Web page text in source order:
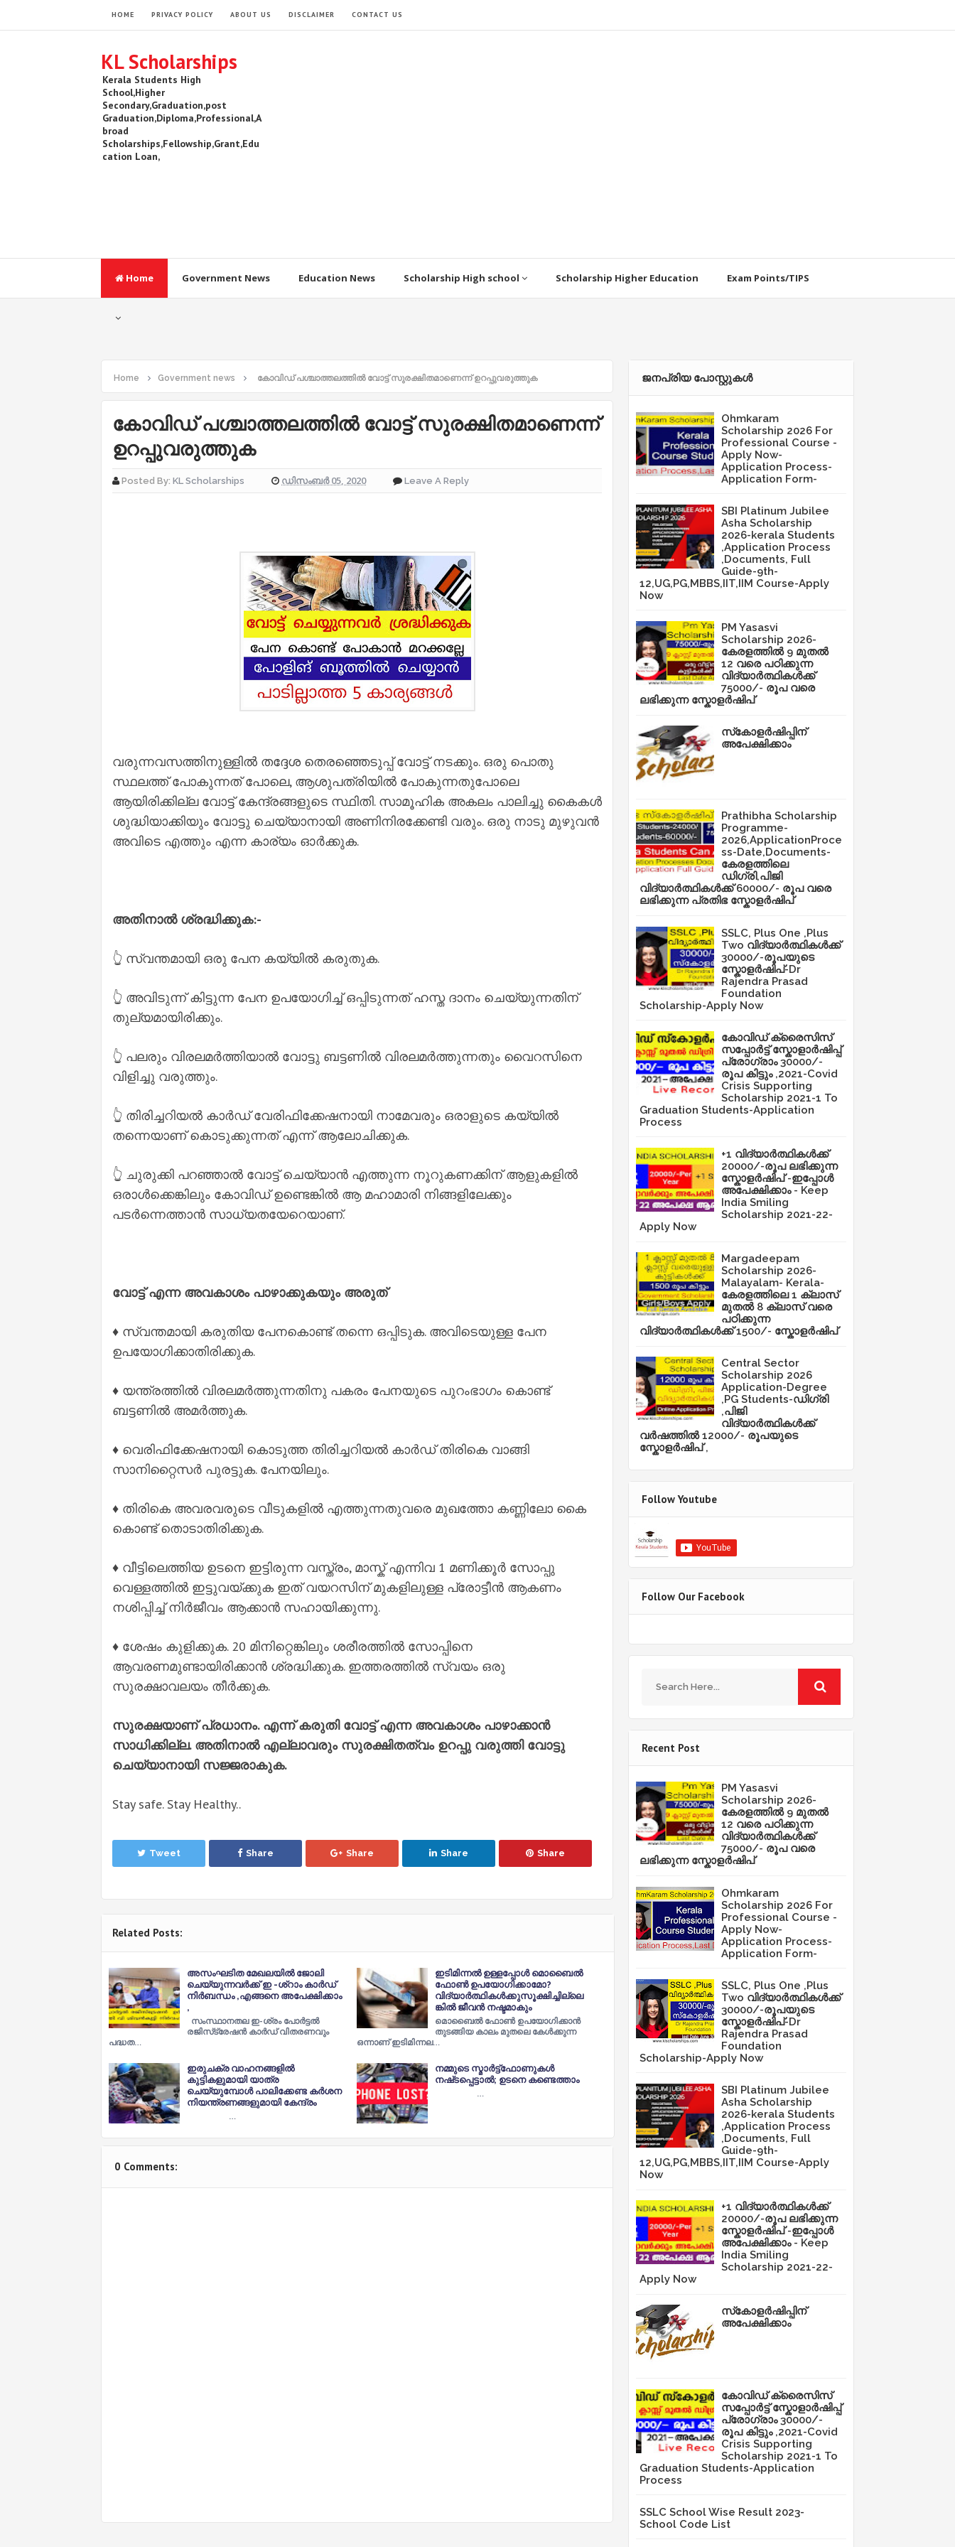
HOME PRIVACY POLICY ABOUT US DISCLAIMER CONTACT US
KL Scholarships
Kerala Students High
School,Higher
Secondary,Graduation,post
Graduation,Diploma,Professional,A
broad
Scholarships,Fellowship,Grant,Edu
cation Loan,
Home Government News Education News Scholarship High school Scholarship Higher Education Exam Points/TIPS
Home Government news കോവിഡ് പശ്ചാത്തലത്തിൽ വോട്ട് സുരക്ഷിതമാണെന്ന് ഉറപ്പുവരുത്തുക
കോവിഡ് പശ്ചാത്തലത്തിൽ വോട്ട് സുരക്ഷിതമാണെന്ന്
ഉറപ്പുവരുത്തുക
Posted By: KL Scholarships ഡിസംബർ 05, 2020 Leave A Reply
വരുന്നവസത്തിനുള്ളിൽ തദ്ദേശ തെരഞ്ഞെടുപ്പ് വോട്ട് നടക്കും. ഒരു പൊതു
സ്ഥലത്ത് പോകുന്നത് പോലെ, ആശുപത്രിയിൽ പോകുന്നതുപോലെ
ആയിരിക്കില്ല വോട്ട് കേന്ദ്രങ്ങളുടെ സ്ഥിതി. സാമൂഹിക അകലം പാലിച്ചു കൈകൾ
ശുദ്ധിയാക്കിയും വോട്ടു ചെയ്യാനായി അണിനിരക്കേണ്ടി വരും. ഒരു നാടു മുഴുവൻ
അവിടെ എത്തും എന്ന കാര്യം ഓർക്കുക.
അതിനാൽ ശ്രദ്ധിക്കുക:-
👆 സ്വന്തമായി ഒരു പേന കയ്യിൽ കരുതുക.
👆 അവിടുന്ന് കിട്ടുന്ന പേന ഉപയോഗിച്ച് ഒപ്പിടുന്നത് ഹസ്ത ദാനം ചെയ്യുന്നതിന്
തുല്യമായിരിക്കും.
👆 പലരും വിരലമർത്തിയാൽ വോട്ടു ബട്ടണിൽ വിരലമർത്തുന്നതും വൈറസിനെ
വിളിച്ചു വരുത്തും.
👆 തിരിച്ചറിയൽ കാർഡ് വേരിഫിക്കേഷനായി നാമേവരും ഒരാളുടെ കയ്യിൽ
തന്നെയാണ് കൊടുക്കുന്നത് എന്ന് ആലോചിക്കുക.
👆 ചുരുക്കി പറഞ്ഞാൽ വോട്ട് ചെയ്യാൻ എത്തുന്ന നൂറുകണക്കിന് ആളുകളിൽ
ഒരാൾക്കെങ്കിലും കോവിഡ് ഉണ്ടെങ്കിൽ ആ മഹാമാരി നിങ്ങളിലേക്കും
പടർന്നെത്താൻ സാധ്യതയേറെയാണ്.
വോട്ട് എന്ന അവകാശം പാഴാക്കുകയും അരുത്
♦️ സ്വന്തമായി കരുതിയ പേനകൊണ്ട് തന്നെ ഒപ്പിടുക. അവിടെയുള്ള പേന
ഉപയോഗിക്കാതിരിക്കുക.
♦️ യന്ത്രത്തിൽ വിരലമർത്തുന്നതിനു പകരം പേനയുടെ പുറംഭാഗം കൊണ്ട്
ബട്ടണിൽ അമർത്തുക.
♦️ വെരിഫിക്കേഷനായി കൊടുത്ത തിരിച്ചറിയൽ കാർഡ് തിരികെ വാങ്ങി
സാനിറ്റൈസർ പുരട്ടുക. പേനയിലും.
♦️ തിരികെ അവരവരുടെ വീടുകളിൽ എത്തുന്നതുവരെ മുഖത്തോ കണ്ണിലോ കൈ
കൊണ്ട് തൊടാതിരിക്കുക.
♦️ വീട്ടിലെത്തിയ ഉടനെ ഇട്ടിരുന്ന വസ്ത്രം, മാസ്ക് എന്നിവ 1 മണിക്കൂർ സോപ്പു
വെള്ളത്തിൽ ഇട്ടുവയ്ക്കുക ഇത് വയറസിന് മുകളിലുള്ള പ്രോട്ടീൻ ആകണം
നശിപ്പിച്ച് നിർജീവം ആക്കാൻ സഹായിക്കുന്നു.
♦️ ശേഷം കുളിക്കുക. 20 മിനിറ്റെങ്കിലും ശരീരത്തിൽ സോപ്പിനെ
ആവരണമുണ്ടായിരിക്കാൻ ശ്രദ്ധിക്കുക. ഇത്തരത്തിൽ സ്വയം ഒരു
സുരക്ഷാവലയം തീർക്കുക.
സുരക്ഷയാണ് പ്രധാനം. എന്ന് കരുതി വോട്ട് എന്ന അവകാശം പാഴാക്കാൻ
സാധിക്കില്ല. അതിനാൽ എല്ലാവരും സുരക്ഷിതത്വം ഉറപ്പു വരുത്തി വോട്ടു
ചെയ്യാനായി സജ്ജരാകുക.
Stay safe. Stay Healthy..
Tweet Share Share Share Share
Related Posts:
അസംഘടിത മേഖലയിൽ ജോലി
ചെയ്യുന്നവർക്ക് ഇ -ശ്‌റാം കാർഡ്
നിർബന്ധം ,എങ്ങനെ അപേക്ഷിക്കാം
,
സംസ്ഥാനതല ഇ-ശ്രം പോർട്ടൽ
രജിസ്‌ട്രേഷൻ കാർഡ് വിതരണവും
പദ്ധത…
ഇടിമിന്നല്‍ ഉള്ളപ്പോള്‍ മൊബൈല്‍
ഫോണ്‍ ഉപയോഗിക്കാമോ?
വിദ്യാർത്ഥികൾക്കുസൂക്ഷിച്ചില്ലെ
ങ്കിൽ ജീവൻ നഷ്ടമാകും
മൊബൈൽ ഫോൺ ഉപയോഗിക്കാൻ
തുടങ്ങിയ കാലം മുതലെ കേൾക്കുന്ന
ഒന്നാണ് ഇടിമിന്നല…
ഇരുചക്ര വാഹനങ്ങളിൽ
കുട്ടികളുമായി യാത്ര
ചെയ്യുമ്പോൾ പാലിക്കേണ്ട കര്‍ശന
നിയന്ത്രണങ്ങളുമായി കേന്ദ്രം
…
നമ്മുടെ സ്മാര്‍ട്ട്‌ഫോണുകള്‍
നഷ്‌ടപ്പെട്ടാൽ; ഉടനെ കണ്ടെത്താം
…
0 Comments:
ജനപ്രിയ പോസ്റ്റുകള്‍‌
Ohmkaram
Scholarship 2026 For
Professional Course -
Apply Now-
Application Process-
Application Form-
SBI Platinum Jubilee
Asha Scholarship
2026-kerala Students
,Application Process
,Documents, Full
Guide-9th-
12,UG,PG,MBBS,IIT,IIM Course-Apply
Now
PM Yasasvi
Scholarship 2026-
കേരളത്തിൽ 9 മുതൽ
12 വരെ പഠിക്കുന്ന
വിദ്യാർത്ഥികൾക്ക്
75000/- രൂപ വരെ
ലഭിക്കുന്ന സ്കോളർഷിപ്
സ്‌കോളർഷിപ്പിന്
അപേക്ഷിക്കാം
Prathibha Scholarship
Programme-
2026,ApplicationProce
ss-Date,Documents-
കേരളത്തിലെ
ഡിഗ്രി,പിജി
വിദ്യാർത്ഥികൾക്ക് 60000/- രൂപ വരെ
ലഭിക്കുന്ന പ്രതിഭ സ്കോളർഷിപ്
SSLC, Plus One ,Plus
Two വിദ്യാർത്ഥികൾക്ക്
30000/-രൂപയുടെ
സ്കോളർഷിപ്-Dr
Rajendra Prasad
Foundation
Scholarship-Apply Now
കോവിഡ് ക്രൈസിസ്
സപ്പോർട്ട് സ്കോളാർഷിപ്പ്
പ്രോഗ്രാം 30000/-
രൂപ കിട്ടും ,2021-Covid
Crisis Supporting
Scholarship 2021-1 To
Graduation Students-Application
Process
+1 വിദ്യാർത്ഥികൾക്ക്
20000/-രൂപ ലഭിക്കുന്ന
സ്കോളർഷിപ് -ഇപ്പോൾ
അപേക്ഷിക്കാം - Keep
India Smiling
Scholarship 2021-22-
Apply Now
Margadeepam
Scholarship 2026-
Malayalam- Kerala-
കേരളത്തിലെ 1 ക്ലാസ്
മുതൽ 8 ക്ലാസ് വരെ
പഠിക്കുന്ന
വിദ്യാർത്ഥികൾക്ക് 1500/- സ്കോളർഷിപ്
Central Sector
Scholarship 2026
Application-Degree
,PG Students-ഡിഗ്രി
,പിജി
വിദ്യാർത്ഥികൾക്ക്
വർഷത്തിൽ 12000/- രൂപയുടെ
സ്കോളർഷിപ് ,
Follow Youtube
Follow Our Facebook
Recent Post
PM Yasasvi
Scholarship 2026-
കേരളത്തിൽ 9 മുതൽ
12 വരെ പഠിക്കുന്ന
വിദ്യാർത്ഥികൾക്ക്
75000/- രൂപ വരെ
ലഭിക്കുന്ന സ്കോളർഷിപ്
Ohmkaram
Scholarship 2026 For
Professional Course -
Apply Now-
Application Process-
Application Form-
SSLC, Plus One ,Plus
Two വിദ്യാർത്ഥികൾക്ക്
30000/-രൂപയുടെ
സ്കോളർഷിപ്-Dr
Rajendra Prasad
Foundation
Scholarship-Apply Now
SBI Platinum Jubilee
Asha Scholarship
2026-kerala Students
,Application Process
,Documents, Full
Guide-9th-
12,UG,PG,MBBS,IIT,IIM Course-Apply
Now
+1 വിദ്യാർത്ഥികൾക്ക്
20000/-രൂപ ലഭിക്കുന്ന
സ്കോളർഷിപ് -ഇപ്പോൾ
അപേക്ഷിക്കാം - Keep
India Smiling
Scholarship 2021-22-
Apply Now
സ്‌കോളർഷിപ്പിന്
അപേക്ഷിക്കാം
കോവിഡ് ക്രൈസിസ്
സപ്പോർട്ട് സ്കോളാർഷിപ്പ്
പ്രോഗ്രാം 30000/-
രൂപ കിട്ടും ,2021-Covid
Crisis Supporting
Scholarship 2021-1 To
Graduation Students-Application
Process
SSLC School Wise Result 2023-
School Code List